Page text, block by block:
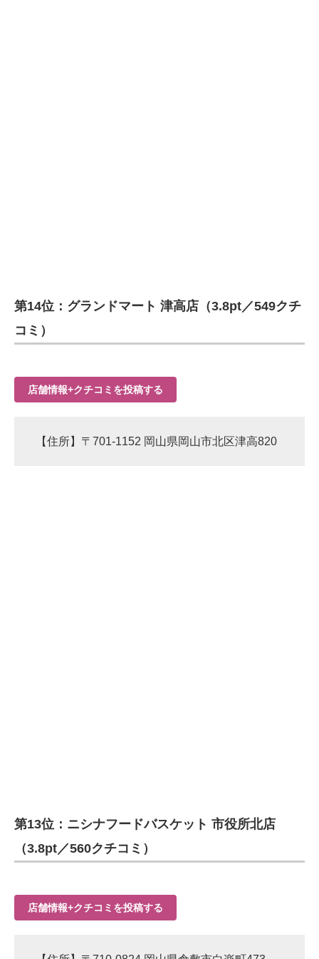
第14位：グランドマート 津高店（3.8pt／549クチ
コミ）
店舗情報+クチコミを投稿する
【住所】〒701-1152 岡山県岡山市北区津高820
第13位：ニシナフードバスケット 市役所北店
（3.8pt／560クチコミ）
店舗情報+クチコミを投稿する